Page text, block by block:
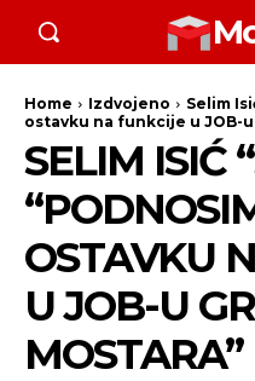
Home Izdvojeno
Selim
ostavku na funkcije u JOB-
SELIM ISIĆ
OSTAVKU
U JOB-U
MOSTARA”